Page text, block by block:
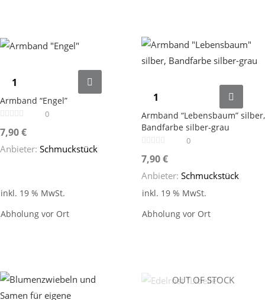
Armband “Engel”
0
7,90€
Anbieter: Schmuckstück
inkl. 19 % MwSt.
Abholung vor Ort
Armband “Lebensbaum” silber,
Bandfarbe silber-grau
0
7,90€
Anbieter: Schmuckstück
inkl. 19 % MwSt.
Abholung vor Ort
OUT OF STOCK